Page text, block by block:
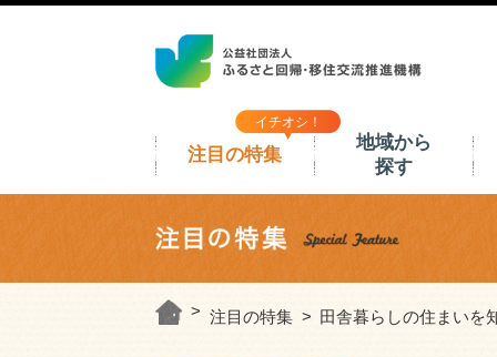
イチオシ！
注目の特集
地域から
探す
注目の特集 田舎暮らしの住まいを